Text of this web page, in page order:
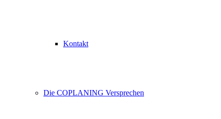
Kontakt
Die COPLANING Versprechen